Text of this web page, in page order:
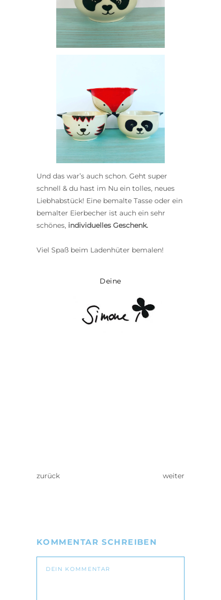
Und das war’s auch schon. Geht super
schnell & du hast im Nu ein tolles, neues
Liebhabstück! Eine bemalte Tasse oder ein
bemalter Eierbecher ist auch ein sehr
schönes, individuelles Geschenk.
Viel Spaß beim Ladenhüter bemalen!
Deine
zurück weiter
KOMMENTAR SCHREIBEN